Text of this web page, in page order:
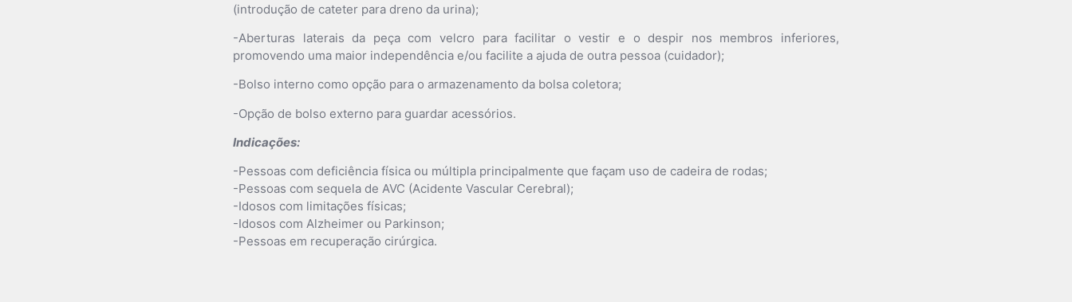
(introdução de cateter para dreno da urina);
-Aberturas laterais da peça com velcro para facilitar o vestir e o despir nos membros inferiores,
promovendo uma maior independência e/ou facilite a ajuda de outra pessoa (cuidador);
-Bolso interno como opção para o armazenamento da bolsa coletora;
-Opção de bolso externo para guardar acessórios.
Indicações:
-Pessoas com deficiência física ou múltipla principalmente que façam uso de cadeira de rodas;
-Pessoas com sequela de AVC (Acidente Vascular Cerebral);
-Idosos com limitações físicas;
-Idosos com Alzheimer ou Parkinson;
-Pessoas em recuperação cirúrgica.